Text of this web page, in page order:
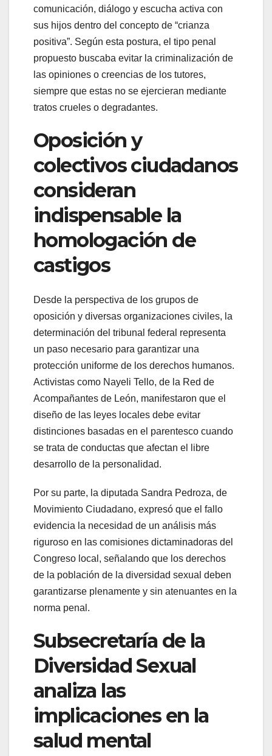
comunicación, diálogo y escucha activa con
sus hijos dentro del concepto de “crianza
positiva”. Según esta postura, el tipo penal
propuesto buscaba evitar la criminalización de
las opiniones o creencias de los tutores,
siempre que estas no se ejercieran mediante
tratos crueles o degradantes.
Oposición y
colectivos ciudadanos
consideran
indispensable la
homologación de
castigos
Desde la perspectiva de los grupos de
oposición y diversas organizaciones civiles, la
determinación del tribunal federal representa
un paso necesario para garantizar una
protección uniforme de los derechos humanos.
Activistas como Nayeli Tello, de la Red de
Acompañantes de León, manifestaron que el
diseño de las leyes locales debe evitar
distinciones basadas en el parentesco cuando
se trata de conductas que afectan el libre
desarrollo de la personalidad.
Por su parte, la diputada Sandra Pedroza, de
Movimiento Ciudadano, expresó que el fallo
evidencia la necesidad de un análisis más
riguroso en las comisiones dictaminadoras del
Congreso local, señalando que los derechos
de la población de la diversidad sexual deben
garantizarse plenamente y sin atenuantes en la
norma penal.
Subsecretaría de la
Diversidad Sexual
analiza las
implicaciones en la
salud mental